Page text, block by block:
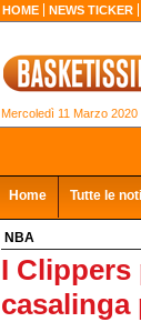
HOME NEWS TICKER
Mercoledì 11 Marzo 2020
Home Tutte le
NBA
I Clippers
casalinga